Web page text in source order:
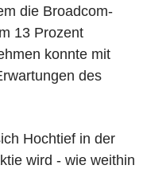
die Broadcom-
13 Prozent
konnte mit
des
Hochtief in der
wird - wie weithin